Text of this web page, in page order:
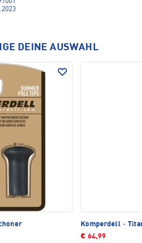
DEINE AUSWAHL
Komperdell ·
€ 64,99